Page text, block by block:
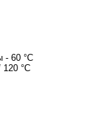
- 60 °C
бар / 120 °C